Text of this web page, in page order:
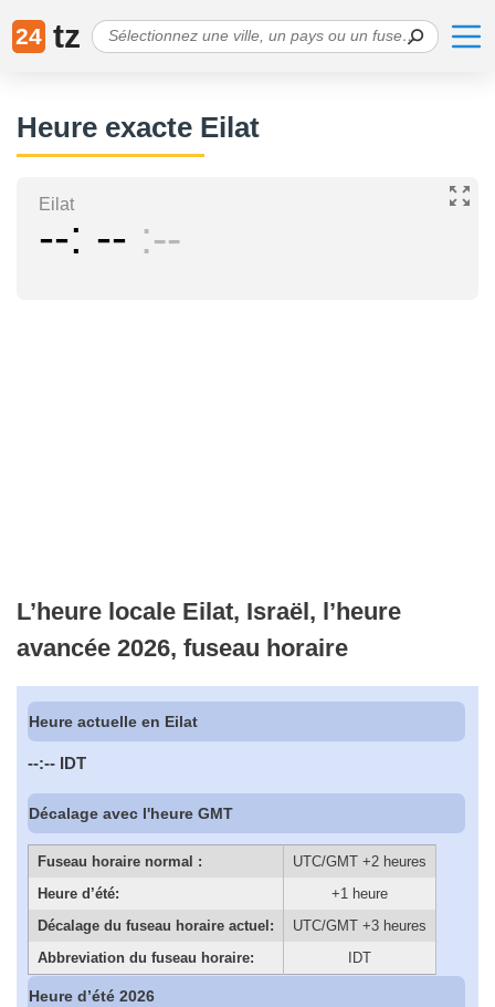
24 tz
Heure exacte Eilat
Eilat
-- -- --
L’heure locale Eilat, Israël, l’heure
avancée 2026, fuseau horaire
Heure actuelle en Eilat
--:-- IDT
Décalage avec l'heure GMT
Fuseau horaire normal :
UTC/GMT +2 heures
Heure d’été:
+1 heure
Décalage du fuseau horaire actuel:
UTC/GMT +3 heures
Abbreviation du fuseau horaire:
IDT
Heure d’été 2026